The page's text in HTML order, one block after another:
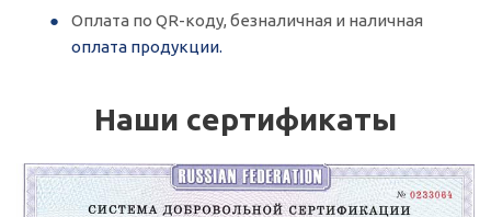
Оплата по QR-коду, безналичная и наличная
оплата продукции.
Наши сертификаты